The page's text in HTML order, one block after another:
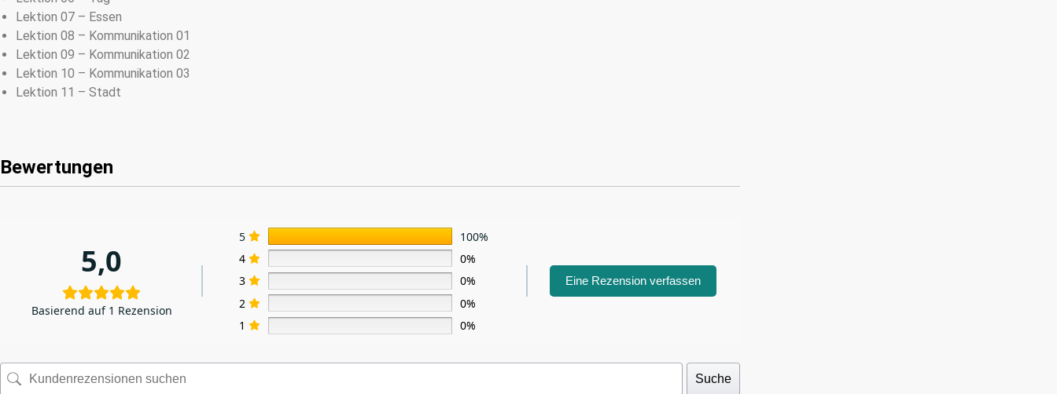
Lektion 07 – Essen
Lektion 08 – Kommunikation 01
Lektion 09 – Kommunikation 02
Lektion 10 – Kommunikation 03
Lektion 11 – Stadt
Bewertungen
5,0
Basierend auf 1 Rezension
5
100%
4
0%
3
0%
2
0%
1
0%
Eine Rezension verfassen
Suche